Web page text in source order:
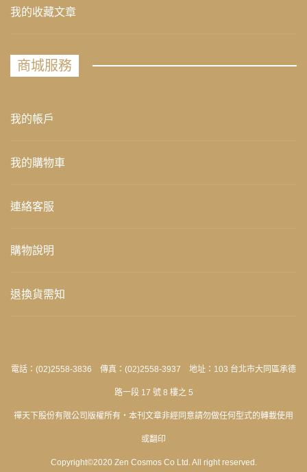
我的收藏文章
商城服務
我的帳戶
我的購物車
連絡客服
購物說明
退換貨需知
電話：(02)2558-3836 傳真：(02)2558-3937 地址：103 台北市大同區承德
路一段 17 號 8 樓之 5
禪天下股份有限公司版權所有‧本刊文章非經同意請勿做任何型式的轉載使用
或翻印
Copyright©2020 Zen Cosmos Co Ltd. All right reserved.